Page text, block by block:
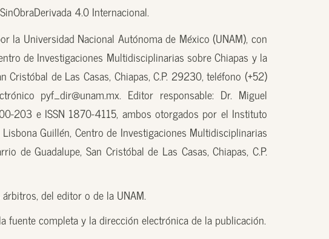
4.0 Internacional.
la Universidad Nacional Autónoma de México (UNAM), con
de Investigaciones Multidisciplinarias sobre Chiapas y la
de Las Casas, Chiapas, C.P. 29230, teléfono (+52)
pyf_dir@unam.mx. Editor responsable: Dr. Miguel
203 e ISSN 1870-4115, ambos otorgados por el Instituto
Guillén, Centro de Investigaciones Multidisciplinarias
de Guadalupe, San Cristóbal de Las Casas, Chiapas, C.P.
del editor o de la UNAM.
completa y la dirección electrónica de la publicación.